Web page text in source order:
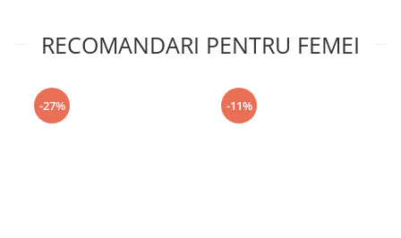
RECOMANDARI PENTRU FEMEI
-27% -11%